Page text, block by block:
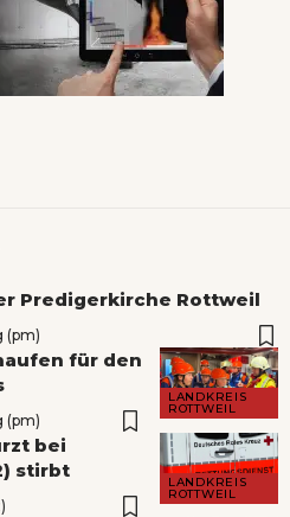
Predigerkirche Rottweil
(pm)
LANDKREIS
ROTTWEIL
für den
(pm)
LANDKREIS
ROTTWEIL
bei
stirbt